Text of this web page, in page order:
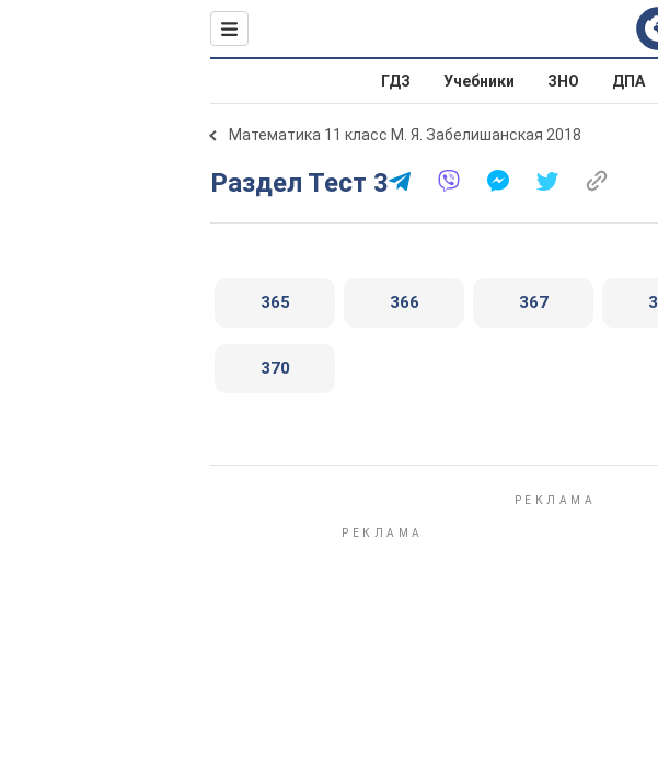
ГДЗ Учебники ЗНО ДПА
Математика 11 класс М. Я. Забелишанская 2018
Раздел Тест 3
365 366 367
370